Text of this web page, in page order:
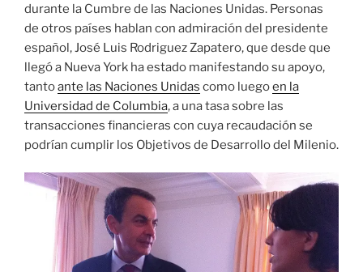
durante la Cumbre de las Naciones Unidas. Personas
de otros países hablan con admiración del presidente
español, José Luis Rodriguez Zapatero, que desde que
llegó a Nueva York ha estado manifestando su apoyo,
tantoante las Naciones Unidas como luegoen la
Universidad de Columbia, a una tasa sobre las
transacciones financieras con cuya recaudación se
podrían cumplir los Objetivos de Desarrollo del Milenio.